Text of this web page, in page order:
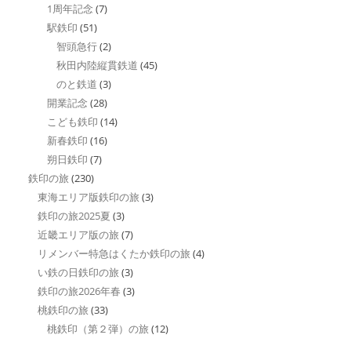
1周年記念 (7)
駅鉄印 (51)
智頭急行(2)
秋田内陸縦貫鉄道 (45)
のと鉄道 (3)
開業記念 (28)
こども鉄印 (14)
新春鉄印 (16)
朔日鉄印 (7)
鉄印の旅 (230)
東海エリア版鉄印の旅 (3)
鉄印の旅2025夏 (3)
近畿エリア版の旅 (7)
リメンバー特急はくたか鉄印の旅 (4)
い鉄の日鉄印の旅 (3)
鉄印の旅2026年春 (3)
桃鉄印の旅 (33)
桃鉄印（第２弾）の旅 (12)